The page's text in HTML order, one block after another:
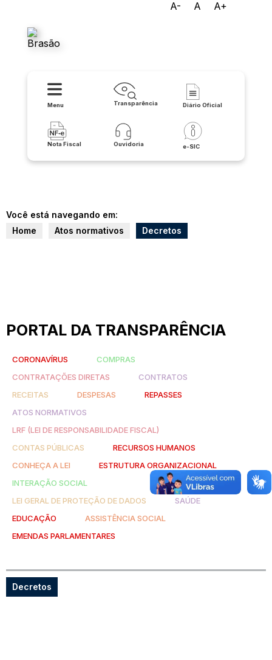
A- A A+
Menu Transparência Diário Oficial
Nota Fiscal Ouvidoria e-SIC
Você está navegando em:
Home
Atos normativos Decretos
PORTAL DA TRANSPARÊNCIA
CORONAVÍRUS
COMPRAS
CONTRATAÇÕES DIRETAS
CONTRATOS
RECEITAS
DESPESAS
REPASSES
ATOS NORMATIVOS
LRF (LEI DE RESPONSABILIDADE FISCAL)
CONTAS PÚBLICAS
RECURSOS HUMANOS
CONHEÇA A LEI
ESTRUTURA ORGANIZACIONAL
INTERAÇÃO SOCIAL
LEI GERAL DE PROTEÇÃO DE DADOS
SAÚDE
EDUCAÇÃO
ASSISTÊNCIA SOCIAL
EMENDAS PARLAMENTARES
Decretos